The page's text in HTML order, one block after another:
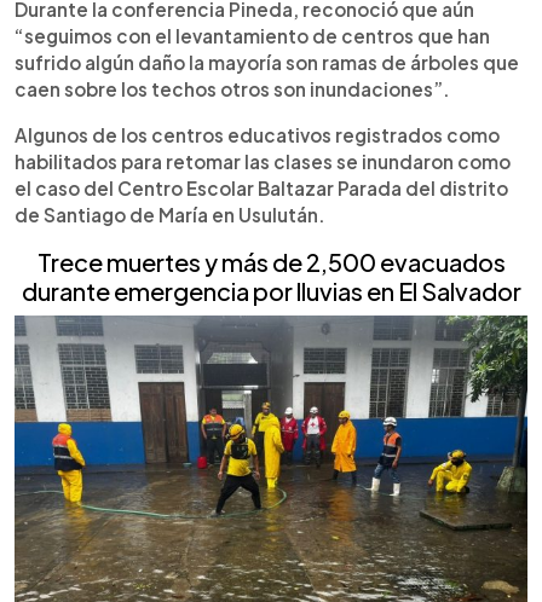
Durante la conferencia Pineda, reconoció que aún
“seguimos con el levantamiento de centros que han
sufrido algún daño la mayoría son ramas de árboles que
caen sobre los techos otros son inundaciones”.
Algunos de los centros educativos registrados como
habilitados para retomar las clases se inundaron como
el caso del Centro Escolar Baltazar Parada del distrito
de Santiago de María en Usulután.
Trece muertes y más de 2,500 evacuados
durante emergencia por lluvias en El Salvador